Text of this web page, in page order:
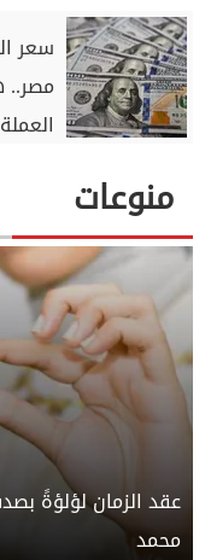
مصر..
منوعات
عقد الزمان لؤلؤةً
محمد